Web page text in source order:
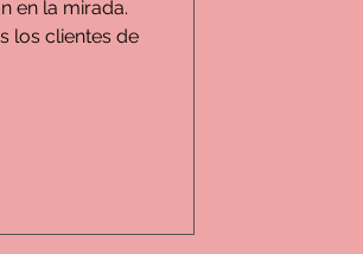
en la mirada.
los clientes de